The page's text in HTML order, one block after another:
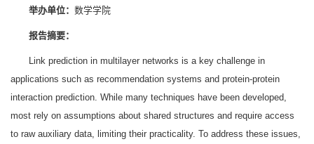
举办单位： 数学学院
报告摘要：
Link prediction in multilayer networks is a key challenge in
applications such as recommendation systems and protein-protein
interaction prediction. While many techniques have been developed,
most rely on assumptions about shared structures and require access
to raw auxiliary data, limiting their practicality. To address these issues,